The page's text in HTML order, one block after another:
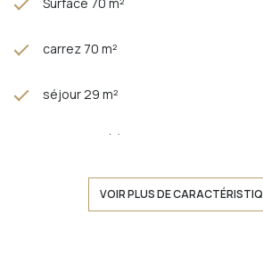
carrez 70 m²
séjour 29 m²
2 chambre(s)
VOIR PLUS DE